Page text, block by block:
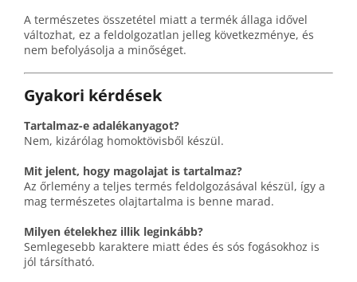
A természetes összetétel miatt a termék állaga idővel
változhat, ez a feldolgozatlan jelleg következménye, és
nem befolyásolja a minőséget.
Gyakori kérdések
Tartalmaz-e adalékanyagot?
Nem, kizárólag homoktövisből készül.
Mit jelent, hogy magolajat is tartalmaz?
Az őrlemény a teljes termés feldolgozásával készül, így a
mag természetes olajtartalma is benne marad.
Milyen ételekhez illik leginkább?
Semlegesebb karaktere miatt édes és sós fogásokhoz is
jól társítható.